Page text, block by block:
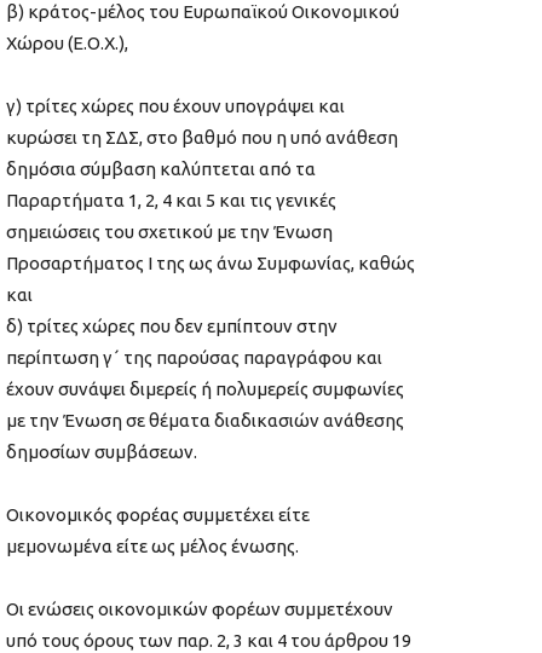
β) κράτος-μέλος του Ευρωπαϊκού Οικονομικού
Χώρου (Ε.Ο.Χ.),
γ) τρίτες χώρες που έχουν υπογράψει και
κυρώσει τη ΣΔΣ, στο βαθμό που η υπό ανάθεση
δημόσια σύμβαση καλύπτεται από τα
Παραρτήματα 1, 2, 4 και 5 και τις γενικές
σημειώσεις του σχετικού με την Ένωση
Προσαρτήματος I της ως άνω Συμφωνίας, καθώς
και
δ) τρίτες χώρες που δεν εμπίπτουν στην
περίπτωση γ΄ της παρούσας παραγράφου και
έχουν συνάψει διμερείς ή πολυμερείς συμφωνίες
με την Ένωση σε θέματα διαδικασιών ανάθεσης
δημοσίων συμβάσεων.
Οικονομικός φορέας συμμετέχει είτε
μεμονωμένα είτε ως μέλος ένωσης.
Οι ενώσεις οικονομικών φορέων συμμετέχουν
υπό τους όρους των παρ. 2, 3 και 4 του άρθρου 19